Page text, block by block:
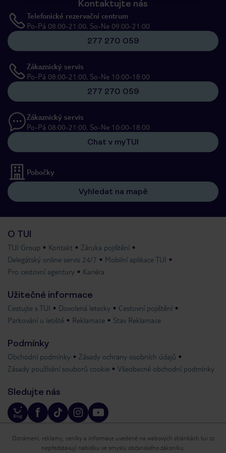
Kontaktujte nás
Telefonické rezervační centrum
Po-Pá 08:00-21:00, So-Ne 09:00-21:00
277 270 059
Zákaznický servis
Po-Pá 08:00-21:00, So-Ne 10:00-18:00
277 270 059
Zákaznický servis
Po-Pá 08:00-21:00, So-Ne 10:00-18:00
Chat v myTUI
Pobočky
Vyhledat na mapě
O TUI
TUI Group Kontakt
Záruka pojištění
Delegátský online servis 24/7
Mobilní aplikace TUI
Pro cestovní agentury
Kariéra
Užitečné informace
Cestujte s TUI Dovolená letecky
Cestovní pojištění
Parkování u letiště
Reklamace Stav Reklamace
Podmínky
Obchodní podmínky
Zásady ochrany osobních údajů
Zásady používání souborů cookie
Všeobecné obchodní podmínky
Sledujte nás
Oznámení, reklamy, ceníky a informace uvedené na webových stránkách tui.cz
nepředstavují nabídku ve smyslu občanského zákoníku.